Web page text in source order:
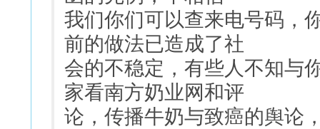
我们你们可以查来电号码，
前的做法已造成了社
会的不稳定，有些人不知与
家看南方奶业网和评
论，传播牛奶与致癌的舆论